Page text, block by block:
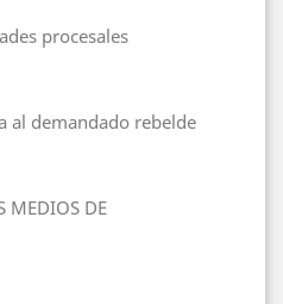
procesales
al demandado rebelde
MEDIOS DE